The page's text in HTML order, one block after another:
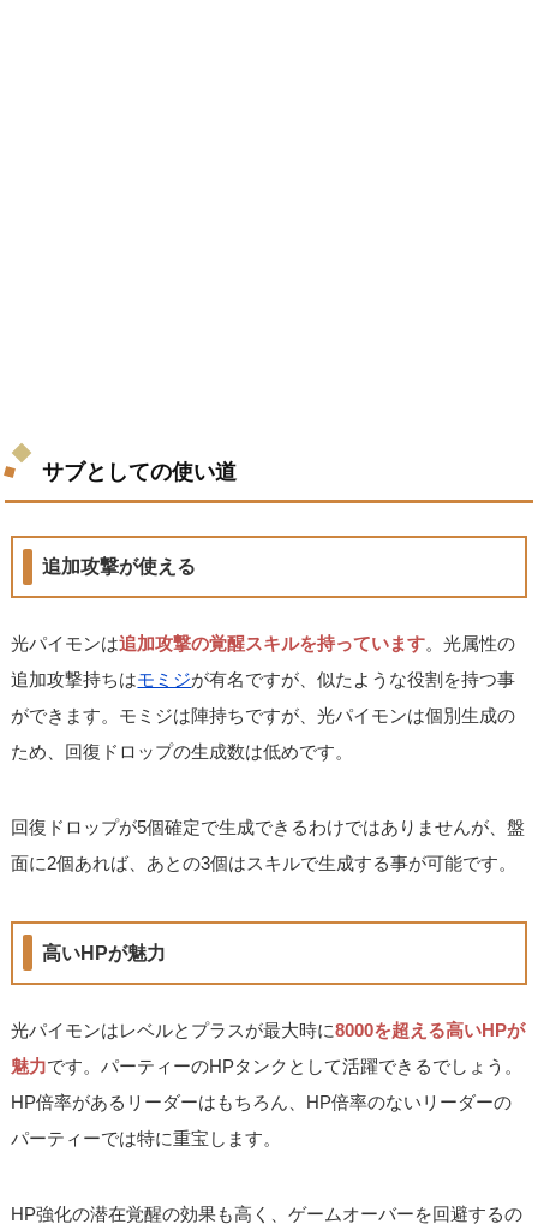
サブとしての使い道
追加攻撃が使える
光パイモンは追加攻撃の覚醒スキルを持っています。光属性の
追加攻撃持ちはモミジが有名ですが、似たような役割を持つ事
ができます。モミジは陣持ちですが、光パイモンは個別生成の
ため、回復ドロップの生成数は低めです。
回復ドロップが5個確定で生成できるわけではありませんが、盤
面に2個あれば、あとの3個はスキルで生成する事が可能です。
高いHPが魅力
光パイモンはレベルとプラスが最大時に8000を超える高いHPが
魅力です。パーティーのHPタンクとして活躍できるでしょう。
HP倍率があるリーダーはもちろん、HP倍率のないリーダーの
パーティーでは特に重宝します。
HP強化の潜在覚醒の効果も高く、ゲームオーバーを回避するの